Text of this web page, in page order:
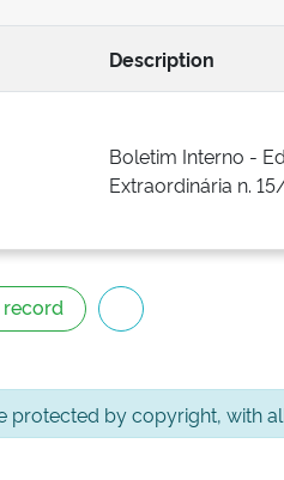
Description
Boletim Interno -
Extraordinária n.
protected by copyright, with